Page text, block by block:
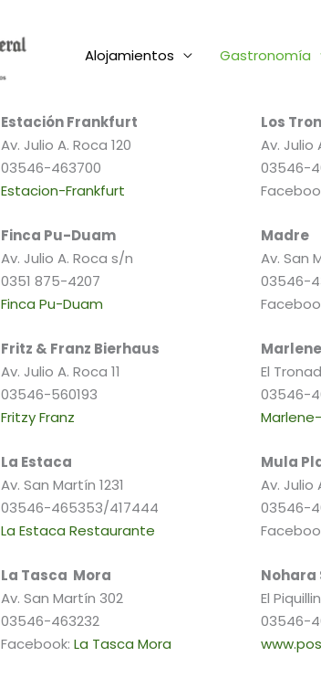
Alojamientos Gastronomía
Estación Frankfurt
Av. Julio A. Roca 120
03546-463700
Estacion-Frankfurt
Finca Pu-Duam
Av. Julio A. Roca s/n
0351 875-4207
Finca Pu-Duam
Fritz & Franz Bierhaus
Av. Julio A. Roca 11
03546-560193
Fritzy Franz
La Estaca
Av. San Martín 1231
03546-465353/417444
La Estaca Restaurante
La Tasca Mora
Av. San Martín 302
03546-463232
Facebook: La Tasca Mora
Los
Av. Julio
03546-
Madre
Av. San
03546-
El
03546-
Mula
Av. Julio
03546-
Nohara
El
03546-